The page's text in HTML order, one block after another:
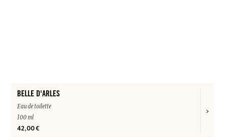
BELLE D'ARLES
Eau de toilette
100 ml
42,00 €